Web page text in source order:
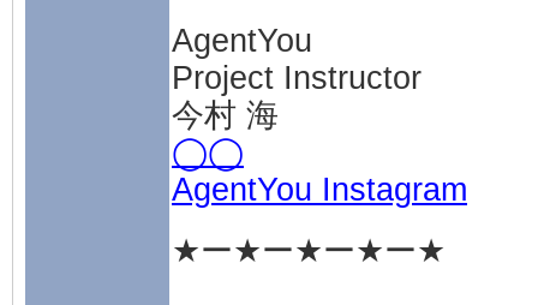
AgentYou
Project Instructor
今村 海
◯◯
AgentYou Instagram
★ー★ー★ー★ー★